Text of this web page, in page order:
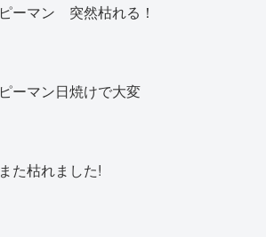
ピーマン 突然枯れる！
ピーマン日焼けで大変
また枯れました!